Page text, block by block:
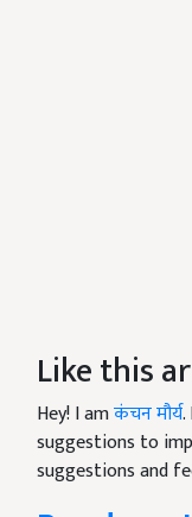
Like this
Hey! I amकंचन मौर्य.
suggestions to
suggestions and